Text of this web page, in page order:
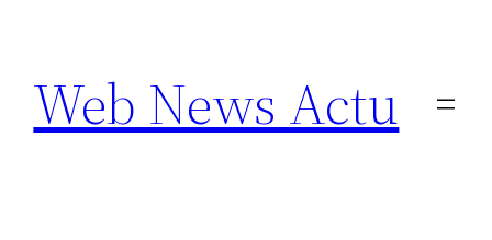
contenu
Web News Actu